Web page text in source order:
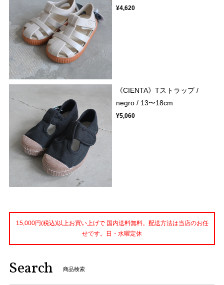
¥4,620
《CIENTA》Tストラップ /
negro / 13〜18cm
¥5,060
15,000円(税込)以上お買い上げで 国内送料無料。配送方法は当店のお任
せです。日・水曜定休
Search 商品検索